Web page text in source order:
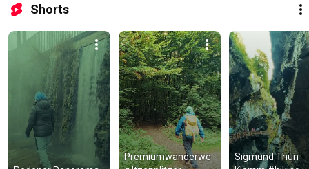
Shorts
Premiumwanderwe
Sigmund Thun